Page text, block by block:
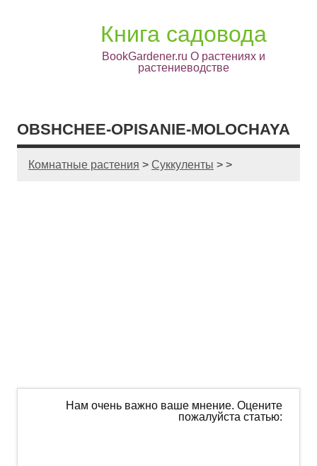
Книга садовода
BookGardener.ru О растениях и
растениеводстве
OBSHCHEE-OPISANIE-MOLOCHAYA
Комнатные растения > Суккуленты > >
Нам очень важно ваше мнение. Оцените
пожалуйста статью: